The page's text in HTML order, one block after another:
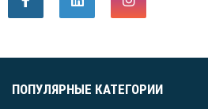
ПОПУЛЯРНЫЕ КАТЕГОРИИ